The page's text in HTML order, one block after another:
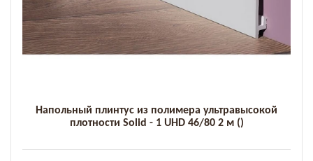
Напольный плинтус из полимера ультравысокой
плотности Solid - 1 UHD 46/80 2 м ()